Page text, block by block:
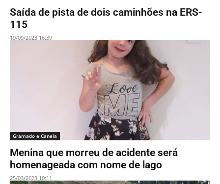
Saída de pista de dois caminhões na ERS-
115
19/09/2023 16:39
Gramado e Canela
Menina que morreu de acidente será
homenageada com nome de lago
25/03/2023 10:11